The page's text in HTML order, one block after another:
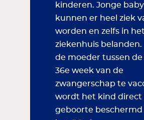
kinderen. Jonge
kunnen er heel ziek
worden en zelfs in het
ziekenhuis belanden.
de moeder tussen de
36e week van de
zwangerschap te
wordt het kind direct
geboorte beschermd